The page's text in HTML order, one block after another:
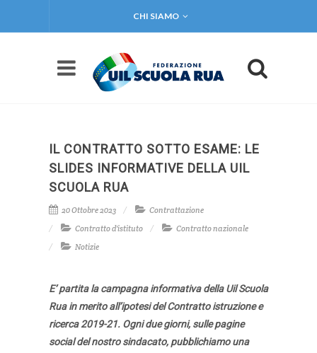
CHI SIAMO
IL CONTRATTO SOTTO ESAME: LE
SLIDES INFORMATIVE DELLA UIL
SCUOLA RUA
20 Ottobre 2023
Contrattazione
Contratto d'istituto
Contratto nazionale
Notizie
E’ partita la campagna informativa della Uil Scuola
Rua in merito all’ipotesi del Contratto istruzione e
ricerca 2019-21. Ogni due giorni, sulle pagine
social del nostro sindacato, pubblichiamo una